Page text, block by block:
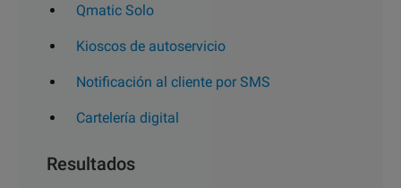
Qmatic Solo
Kioscos de autoservicio
Notificación al cliente por SMS
Cartelería digital
Resultados